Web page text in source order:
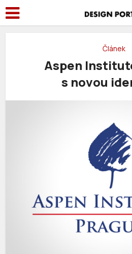
Článek
Aspen
s novou